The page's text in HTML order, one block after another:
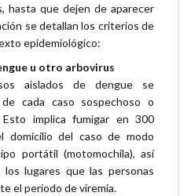
hasta que dejen de aparecer
se detallan los criterios de
epidemiológico:
u otro arbovirus
aislados de dengue se
cada caso sospechoso o
implica fumigar en 300
domicilio del caso de modo
portátil (motomochila), así
lugares que las personas
el período de viremia.